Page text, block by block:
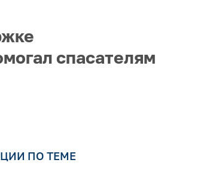
спасателям
ПО ТЕМЕ